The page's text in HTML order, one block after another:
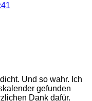
Und so wahr. Ich
gefunden
Dank dafür.